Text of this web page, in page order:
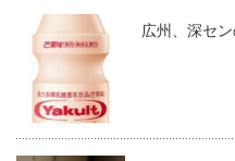
広州、深セ